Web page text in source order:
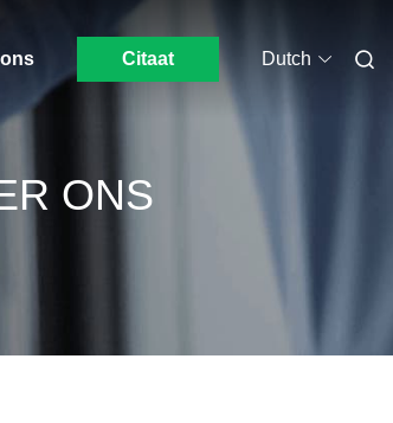
Citaat Dutch
ONS